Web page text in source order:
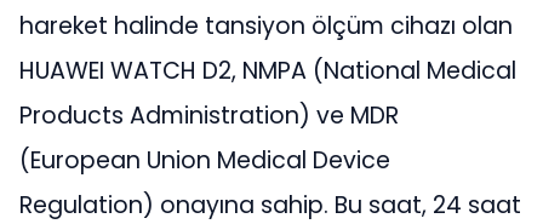
hareket halinde tansiyon ölçüm cihazı olan
HUAWEI WATCH D2, NMPA (National Medical
Products Administration) ve MDR
(European Union Medical Device
Regulation) onayına sahip. Bu saat, 24 saat